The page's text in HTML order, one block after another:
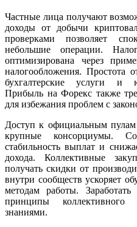
Частные лица получают
доходы от добычи
проверками позволяет
небольшие операции.
оптимизирована через
налогообложения. Простота
бухгалтерские услуги и
Прибыль на Форекс также
для избежания проблем с
Доступ к официальным
крупные консорциумы.
стабильность выплат и
дохода. Коллективные
получать скидки от
внутри сообществ ускоряет
методам работы.
принципы
знаниями.